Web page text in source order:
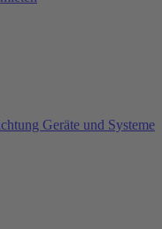
Geräte und Systeme